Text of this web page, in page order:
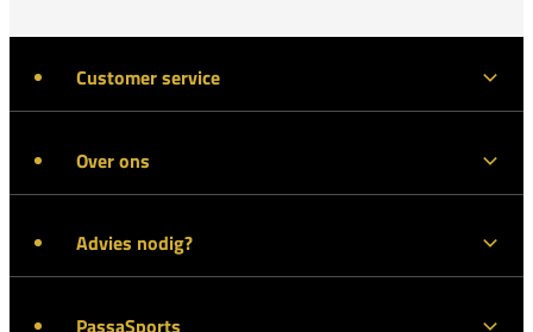
Customer service
Over ons
Advies nodig?
PassaSports